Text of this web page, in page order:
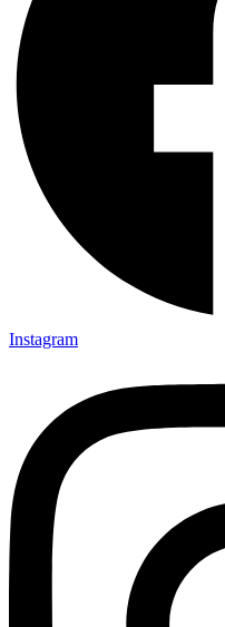
Instagram